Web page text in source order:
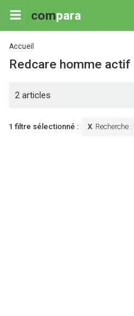
compara
Accueil
redcare homme actif
2 articles
1 filtre sélectionné : Recherche :